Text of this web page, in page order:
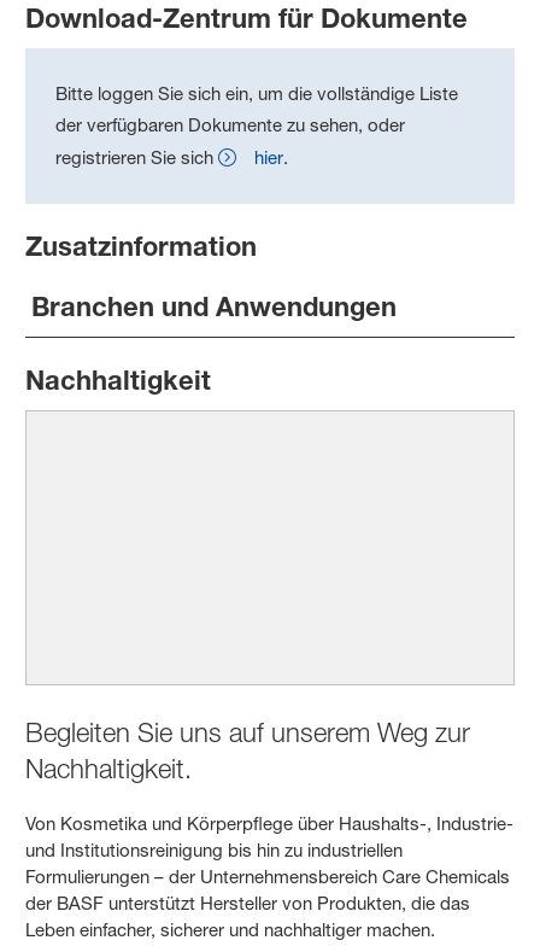
Download-Zentrum für Dokumente
Bitte loggen Sie sich ein, um die vollständige Liste
der verfügbaren Dokumente zu sehen, oder
registrieren Sie sich
hier.
Zusatzinformation
Branchen und Anwendungen
Nachhaltigkeit
Begleiten Sie uns auf unserem Weg zur
Nachhaltigkeit.
Von Kosmetika und Körperpflege über Haushalts-, Industrie-
und Institutionsreinigung bis hin zu industriellen
Formulierungen – der Unternehmensbereich Care Chemicals
der BASF unterstützt Hersteller von Produkten, die das
Leben einfacher, sicherer und nachhaltiger machen.